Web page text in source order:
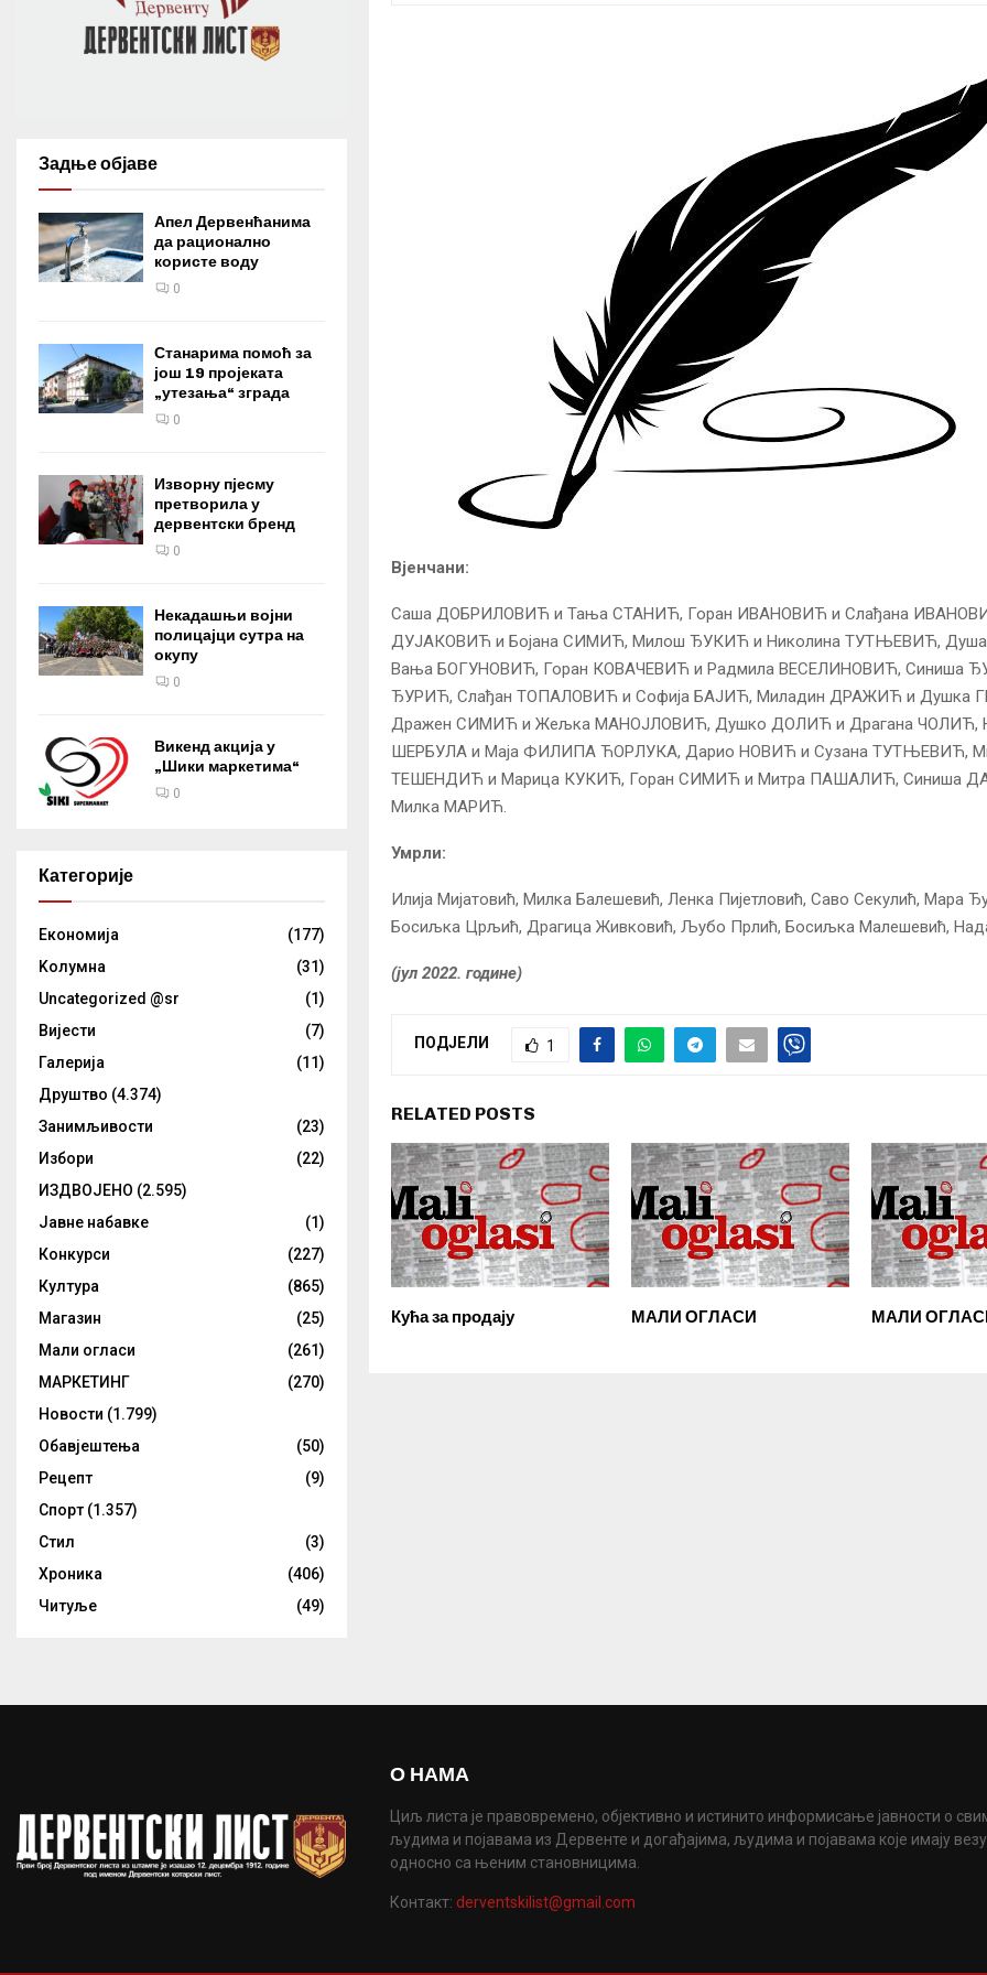
Вјенчани:
Саша ДОБРИЛОВИЋ и Тања СТАНИЋ, Горан ИВАНОВИЋ и Слађана
ДУЈАКОВИЋ и Бојана СИМИЋ, Милош ЂУКИЋ и Николина ТУТЊЕВИЋ,
Вања БОГУНОВИЋ, Горан КОВАЧЕВИЋ и Радмила ВЕСЕЛИНОВИЋ, Синиша
ЂУРИЋ, Слађан ТОПАЛОВИЋ и Софија БАЈИЋ, Миладин ДРАЖИЋ и Душка
Дражен СИМИЋ и Жељка МАНОЈЛОВИЋ, Душко ДОЛИЋ и Драгана ЧОЛИЋ,
ШЕРБУЛА и Маја ФИЛИПА ЋОРЛУКА, Дарио НОВИЋ и Сузана ТУТЊЕВИЋ,
ТЕШЕНДИЋ и Марица КУКИЋ, Горан СИМИЋ и Митра ПАШАЛИЋ, Синиша
Милка МАРИЋ.
Умрли:
Илија Мијатовић, Милка Балешевић, Ленка Пијетловић, Саво Секулић, Мара
Босиљка Црљић, Драгица Живковић, Љубо Прлић, Босиљка Малешевић,
(јул 2022. године)
ПОДЈЕЛИ 1
RELATED POSTS
Кућа за продају МАЛИ ОГЛАСИ МАЛИ
Задње објаве
Апел Дервенћанима
да рационално
користе воду
0
Станарима помоћ за
још 19 пројеката
„утезања“ зграда
0
Изворну пјесму
претворила у
дервентски бренд
0
Некадашњи војни
полицајци сутра на
окупу
0
Викенд акција у
„Шики маркетима“
0
Категорије
Eкономија
(177)
Kолумнa
(31)
Uncategorized @sr
(1)
Вијести
(7)
Галерија
(11)
Друштво (4.374)
Занимљивости
(23)
Избори
(22)
ИЗДВОЈЕНО (2.595)
Јавне набавке
(1)
Конкурси
(227)
Култура
(865)
Магазин
(25)
Мали огласи
(261)
МАРКЕТИНГ
(270)
Новости (1.799)
Обавјештења
(50)
Рецепт
(9)
Спорт (1.357)
Стил
(3)
Хроника
(406)
Читуље
(49)
О НАМА
Циљ листа је правовремено, објективно и истинито информисање јавности о
људима и појавама из Дервенте и догађајима, људима и појавама које имају
односно са њеним становницима.
Контакт: derventskilist@gmail.com